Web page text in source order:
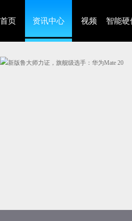
首页 资讯中心 视频 智能硬